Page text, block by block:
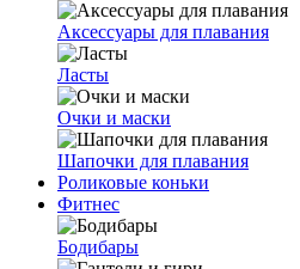
Аксессуары для плавания
Ласты
Очки и маски
Шапочки для плавания
Роликовые коньки
Фитнес
Бодибары